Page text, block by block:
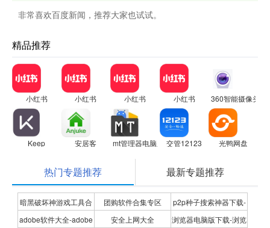
非常喜欢百度新闻，推荐大家也试试。
精品推荐
小红书 小红书 小红书 小红书 360智能摄像头
Keep 安居客 mt管理器电脑版 交管12123 光鸭网盘
热门专题推荐 最新专题推荐
暗黑破坏神游戏工具合
集
团购软件合集专区
p2p种子搜索神器下载-
P2P种子搜索神器专题
adobe软件大全-adobe 安全上网大全 浏览器电脑版下载-浏览